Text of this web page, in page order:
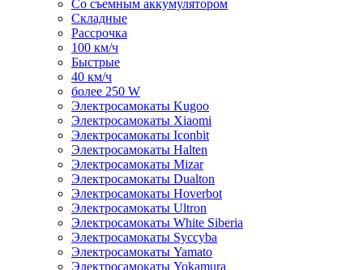
Со съемным аккумулятором
Складные
Рассрочка
100 км/ч
Быстрые
40 км/ч
более 250 W
Электросамокаты Kugoo
Электросамокаты Xiaomi
Электросамокаты Iconbit
Электросамокаты Halten
Электросамокаты Mizar
Электросамокаты Dualton
Электросамокаты Hoverbot
Электросамокаты Ultron
Электросамокаты White Siberia
Электросамокаты Syccyba
Электросамокаты Yamato
Электросамокаты Yokamura